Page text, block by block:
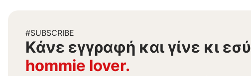
#SUBSCRIBE
Kάνε εγγραφή και γίνε κι εσύ
hommie lover.